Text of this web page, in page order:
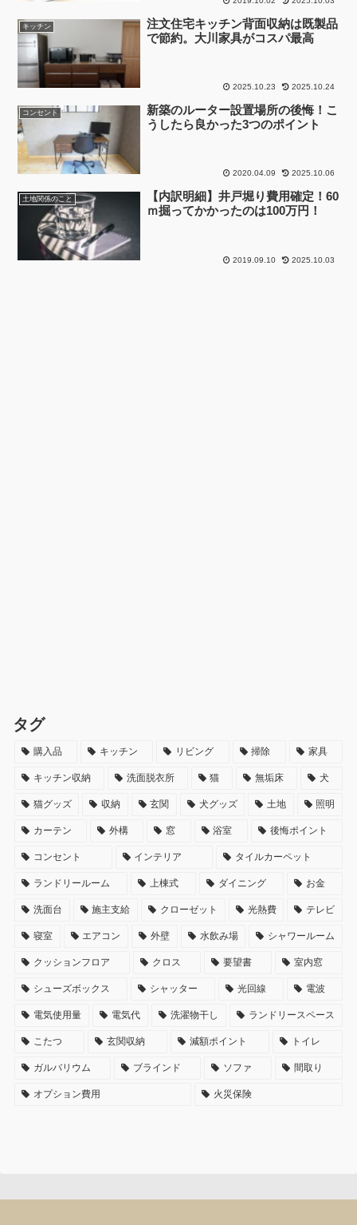
キッチン
注文住宅キッチン背面収納は既製品
で節約。大川家具がコスパ最高
2025.10.23 2025.10.24
コンセント
新築のルーター設置場所の後悔！こ
うしたら良かった3つのポイント
2020.04.09 2025.10.06
土地関係のこと
【内訳明細】井戸堀り費用確定！60
ｍ掘ってかかったのは100万円！
2019.09.10 2025.10.03
タグ
購入品 キッチン リビング 掃除 家具
キッチン収納 洗面脱衣所 猫 無垢床 犬
猫グッズ 収納 玄関 犬グッズ 土地 照明
カーテン 外構 窓 浴室 後悔ポイント
コンセント インテリア タイルカーペット
ランドリールーム 上棟式 ダイニング お金
洗面台 施主支給 クローゼット 光熱費 テレビ
寝室 エアコン 外壁 水飲み場 シャワールーム
クッションフロア クロス 要望書 室内窓
シューズボックス シャッター 光回線 電波
電気使用量 電気代 洗濯物干し ランドリースペース
こたつ 玄関収納 減額ポイント トイレ
ガルバリウム ブラインド ソファ 間取り
オプション費用 火災保険